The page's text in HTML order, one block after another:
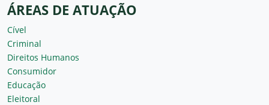
ÁREAS DE ATUAÇÃO
Cível
Criminal
Direitos Humanos
Consumidor
Educação
Eleitoral